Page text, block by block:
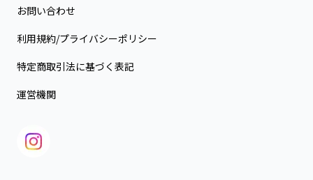
お問い合わせ
利用規約/プライバシーポリシー
特定商取引法に基づく表記
運営機関